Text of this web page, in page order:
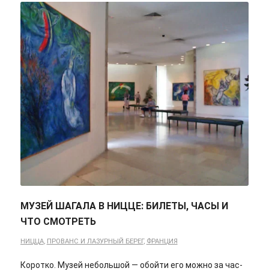
МУЗЕЙ ШАГАЛА В НИЦЦЕ: БИЛЕТЫ, ЧАСЫ И
ЧТО СМОТРЕТЬ
НИЦЦА, ПРОВАНС И ЛАЗУРНЫЙ БЕРЕГ, ФРАНЦИЯ
Коротко. Музей небольшой — обойти его можно за час-